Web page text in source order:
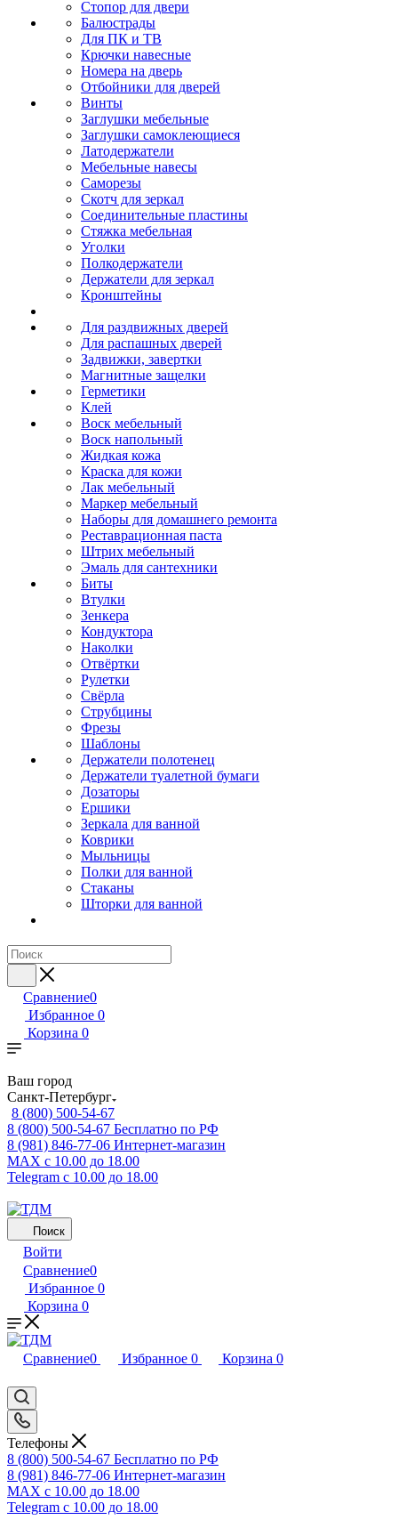
Стопор для двери
Балюстрады
Для ПК и ТВ
Крючки навесные
Номера на дверь
Отбойники для дверей
Винты
Заглушки мебельные
Заглушки самоклеющиеся
Латодержатели
Мебельные навесы
Саморезы
Скотч для зеркал
Соединительные пластины
Стяжка мебельная
Уголки
Полкодержатели
Держатели для зеркал
Кронштейны
Для раздвижных дверей
Для распашных дверей
Задвижки, завертки
Магнитные защелки
Герметики
Клей
Воск мебельный
Воск напольный
Жидкая кожа
Краска для кожи
Лак мебельный
Маркер мебельный
Наборы для домашнего ремонта
Реставрационная паста
Штрих мебельный
Эмаль для сантехники
Биты
Втулки
Зенкера
Кондуктора
Наколки
Отвёртки
Рулетки
Свёрла
Струбцины
Фрезы
Шаблоны
Держатели полотенец
Держатели туалетной бумаги
Дозаторы
Ершики
Зеркала для ванной
Коврики
Мыльницы
Полки для ванной
Стаканы
Шторки для ванной
Сравнение0
Избранное 0
Корзина 0
Ваш город
Санкт-Петербург
8 (800) 500-54-67
8 (800) 500-54-67 Бесплатно по РФ
8 (981) 846-77-06 Интернет-магазин
MAX с 10.00 до 18.00
Telegram с 10.00 до 18.00
Поиск
Войти
Сравнение0
Избранное 0
Корзина 0
Сравнение0 Избранное 0 Корзина 0
Телефоны
8 (800) 500-54-67 Бесплатно по РФ
8 (981) 846-77-06 Интернет-магазин
MAX с 10.00 до 18.00
Telegram с 10.00 до 18.00